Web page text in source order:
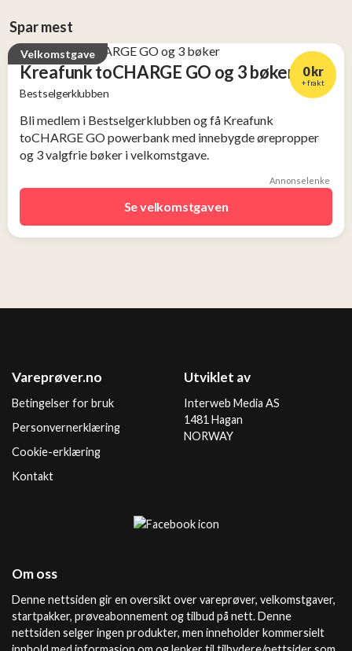
Spar mest
Velkomstgave
Kreafunk toCHARGE GO og 3 bøker
Bestselgerklubben
0 kr
+ frakt
Bli medlem i Bestselgerklubben og få Kreafunk
toCHARGE GO powerbank med innebygde ørepropper
og 3 valgfrie bøker i velkomstgave.
Annonselenke
Se velkomstgaven
Vareprøver.no
Betingelser for bruk
Personvernerklæring
Cookie-erklæring
Kontakt
Utviklet av
Interweb Media AS
1481 Hagan
NORWAY
Om oss
Denne nettsiden gir en oversikt over vareprøver, velkomstgaver,
startpakker, prøveabonnement og tilbud på nett. Denne
nettsiden selger ingen produkter, men inneholder kommersielt